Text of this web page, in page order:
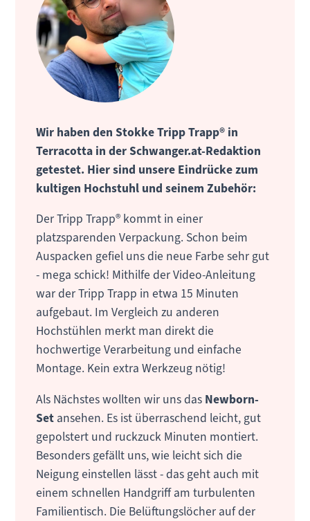
Wir haben den Stokke Tripp Trapp® in
Terracotta in der Schwanger.at-Redaktion
getestet. Hier sind unsere Eindrücke zum
kultigen Hochstuhl und seinem Zubehör:
Der Tripp Trapp® kommt in einer
platzsparenden Verpackung. Schon beim
Auspacken gefiel uns die neue Farbe sehr gut
- mega schick! Mithilfe der Video-Anleitung
war der Tripp Trapp in etwa 15 Minuten
aufgebaut. Im Vergleich zu anderen
Hochstühlen merkt man direkt die
hochwertige Verarbeitung und einfache
Montage. Kein extra Werkzeug nötig!
Als Nächstes wollten wir uns das Newborn-
Set ansehen. Es ist überraschend leicht, gut
gepolstert und ruckzuck Minuten montiert.
Besonders gefällt uns, wie leicht sich die
Neigung einstellen lässt - das geht auch mit
einem schnellen Handgriff am turbulenten
Familientisch. Die Belüftungslöcher auf der